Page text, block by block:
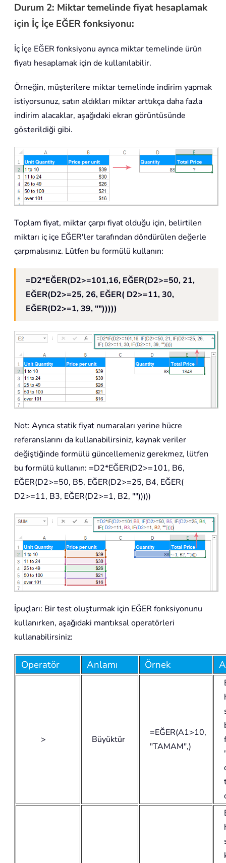
Durum 2: Miktar temelinde fiyat hesaplamak
için İç İçe EĞER fonksiyonu:
İç İçe EĞER fonksiyonu ayrıca miktar temelinde ürün
fiyatı hesaplamak için de kullanılabilir.
Örneğin, müşterilere miktar temelinde indirim yapmak
istiyorsunuz, satın aldıkları miktar arttıkça daha fazla
indirim alacaklar, aşağıdaki ekran görüntüsünde
gösterildiği gibi.
Toplam fiyat, miktar çarpı fiyat olduğu için, belirtilen
miktarı iç içe EĞER'ler tarafından döndürülen değerle
çarpmalısınız. Lütfen bu formülü kullanın:
=D2*EĞER(D2>=101,16, EĞER(D2>=50, 21,
EĞER(D2>=25, 26, EĞER( D2>=11, 30,
EĞER(D2>=1, 39, "")))))
Not: Ayrıca statik fiyat numaraları yerine hücre
referanslarını da kullanabilirsiniz, kaynak veriler
değiştiğinde formülü güncellemeniz gerekmez, lütfen
bu formülü kullanın: =D2*EĞER(D2>=101, B6,
EĞER(D2>=50, B5, EĞER(D2>=25, B4, EĞER(
D2>=11, B3, EĞER(D2>=1, B2, "")))))
İpuçları: Bir test oluşturmak için EĞER fonksiyonunu
kullanırken, aşağıdaki mantıksal operatörleri
kullanabilirsiniz:
Operatör Anlamı Örnek
> Büyüktür
=EĞER(A1>10,
"TAMAM",)